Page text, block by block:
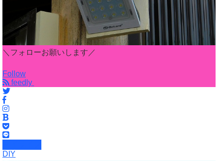
＼フォローお願いします／
Follow
feedly
DIY